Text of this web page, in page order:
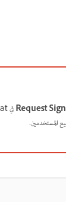
Request
المستخدمين.